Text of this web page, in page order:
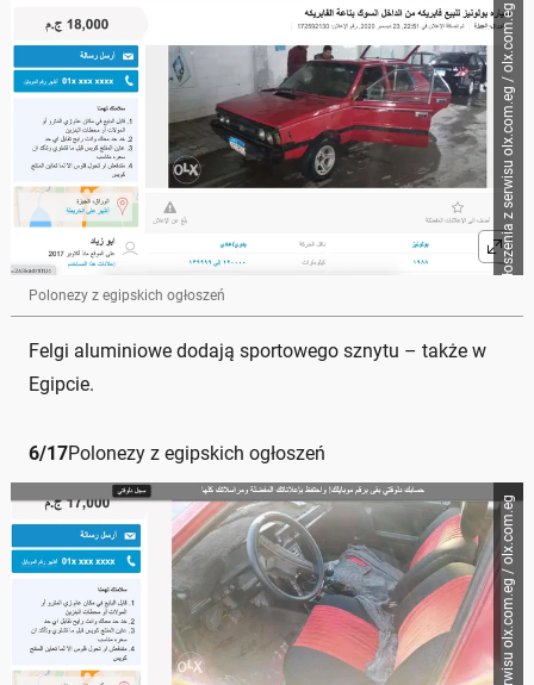
Zrzut ogłoszenia z serwisu olx.com.eg / olx.com.eg
Polonezy z egipskich ogłoszeń
Felgi aluminiowe dodają sportowego sznytu – także w
Egipcie.
6/17Polonezy z egipskich ogłoszeń